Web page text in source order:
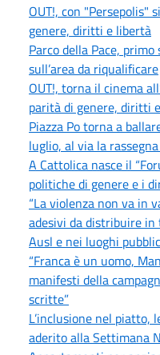
OUT!, con "Persepolis"
genere, diritti e libertà
Parco della Pace,
sull’area da riqualificare
OUT!, torna il cinema
parità di genere, diritti
Piazza Po torna a
luglio, al via la
A Cattolica nasce il
politiche di genere e i
“La violenza non va in
adesivi da distribuire
Ausl e nei luoghi
“Franca è un uomo,
manifesti della
scritte”
L’inclusione nel piatto,
aderito alla Settimana